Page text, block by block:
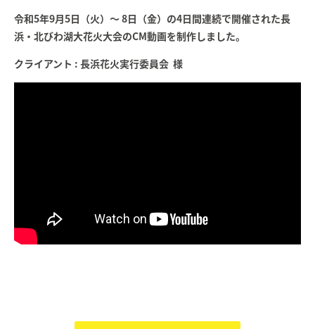
令和5年9月5日（火）～ 8日（金）の4日間連続で開催された長
浜・北びわ湖大花火大会のCM動画を制作しました。
クライアント : 長浜花火実行委員会 様